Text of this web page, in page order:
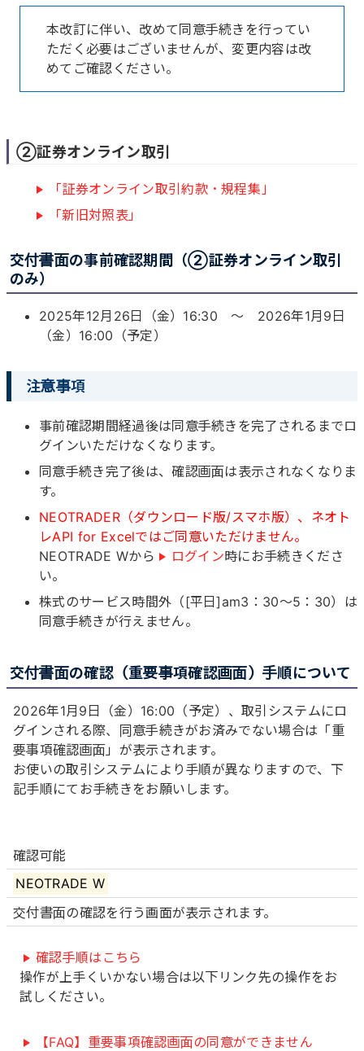
本改訂に伴い、改めて同意手続きを行ってい
ただく必要はございませんが、変更内容は改
めてご確認ください。
②証券オンライン取引
「証券オンライン取引約款・規程集」
「新旧対照表」
交付書面の事前確認期間（②証券オンライン取引
のみ）
2025年12月26日（金）16:30 ～ 2026年1月9日
（金）16:00（予定）
注意事項
事前確認期間経過後は同意手続きを完了されるまでロ
グインいただけなくなります。
同意手続き完了後は、確認画面は表示されなくなりま
す。
NEOTRADER（ダウンロード版/スマホ版）、ネオト
レAPI for Excelではご同意いただけません。
NEOTRADE Wから
ログイン時にお手続きくださ
い。
株式のサービス時間外（[平日]am3：30～5：30）は
同意手続きが行えません。
交付書面の確認（重要事項確認画面）手順について
2026年1月9日（金）16:00（予定）、取引システムにロ
グインされる際、同意手続きがお済みでない場合は「重
要事項確認画面」が表示されます。
お使いの取引システムにより手順が異なりますので、下
記手順にてお手続きをお願いします。
確認可能
NEOTRADE W
交付書面の確認を行う画面が表示されます。
確認手順はこちら
操作が上手くいかない場合は以下リンク先の操作をお
試しください。
【FAQ】重要事項確認画面の同意ができません